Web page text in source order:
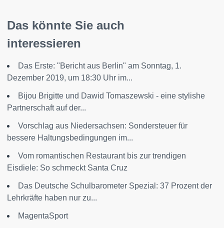
Das könnte Sie auch
interessieren
Das Erste: "Bericht aus Berlin" am Sonntag, 1.
Dezember 2019, um 18:30 Uhr im...
Bijou Brigitte und Dawid Tomaszewski - eine stylishe
Partnerschaft auf der...
Vorschlag aus Niedersachsen: Sondersteuer für
bessere Haltungsbedingungen im...
Vom romantischen Restaurant bis zur trendigen
Eisdiele: So schmeckt Santa Cruz
Das Deutsche Schulbarometer Spezial: 37 Prozent der
Lehrkräfte haben nur zu...
MagentaSport